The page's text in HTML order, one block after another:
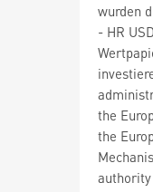
wurden
- HR
the
the